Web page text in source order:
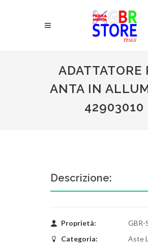
ADATTATORE
ANTA IN
42903010
Descrizione:
Proprietà:
GBR-
Categoria:
Aste